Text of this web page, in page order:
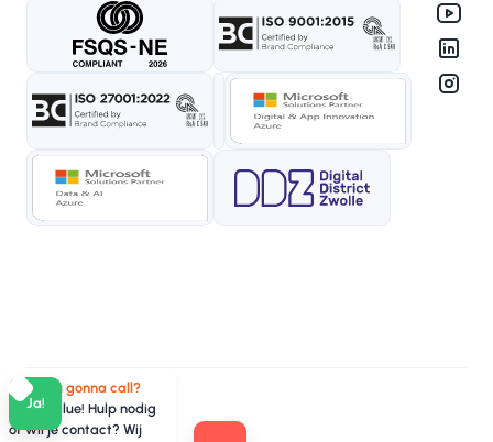
Ja!
Who you gonna call?
TeamValue! Hulp nodig
of wil je contact? Wij